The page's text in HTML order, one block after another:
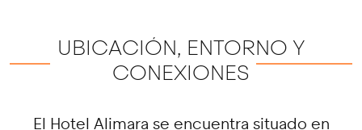
UBICACIÓN, ENTORNO Y
CONEXIONES
El Hotel Alimara se encuentra situado en